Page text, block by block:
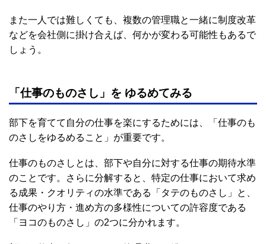
また一人では難しくても、複数の管理職と一緒に制度改革
などを会社側に掛け合えば、何かが変わる可能性もあるで
しょう。
「仕事のものさし」を ゆるめてみる
部下を育てて自分の仕事を楽にするためには、「仕事のも
のさしをゆるめること」が重要です。
仕事のものさしとは、部下や自分に対する仕事の期待水準
のことです。さらに分解すると、特定の仕事において求め
る成果・クオリティの水準である「タテのものさし」と、
仕事のやり方・進め方の多様性についての許容度である
「ヨコのものさし」の2つに分かれます。